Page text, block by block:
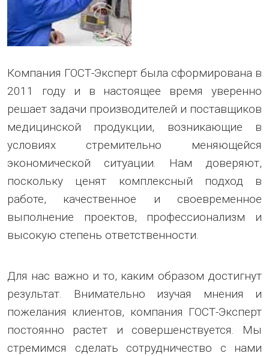
Компания ГОСТ-Эксперт была сформирована в
2011 году и в настоящее время уверенно
решает задачи производителей и поставщиков
медицинской продукции, возникающие в
условиях стремительно меняющейся
экономической ситуации. Нам доверяют,
поскольку ценят комплексный подход в
работе, качественное и своевременное
выполнение проектов, профессионализм и
высокую степень ответственности.
Для нас важно и то, каким образом достигнут
результат. Внимательно изучая мнения и
пожелания клиентов, компания ГОСТ-Эксперт
постоянно растет и совершенствуется. Мы
стремимся сделать сотрудничество с нами